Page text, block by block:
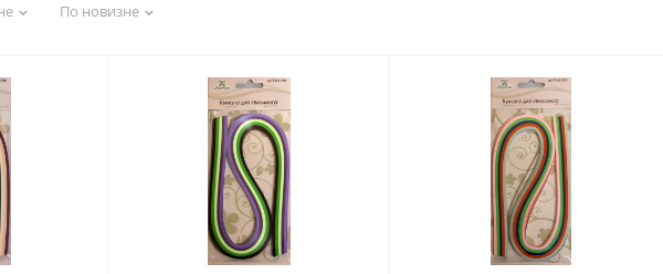
По новизне